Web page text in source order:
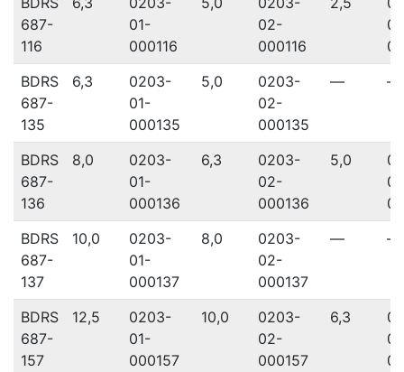
687-
116
01-
000116
02-
000116
BDRS
687-
135
6,3
0203-
01-
000135
5,0
0203-
02-
000135
— —
BDRS
687-
136
8,0
0203-
01-
000136
6,3
0203-
02-
000136
5,0
BDRS
687-
137
10,0
0203-
01-
000137
8,0
0203-
02-
000137
— —
BDRS
687-
157
12,5
0203-
01-
000157
10,0
0203-
02-
000157
6,3